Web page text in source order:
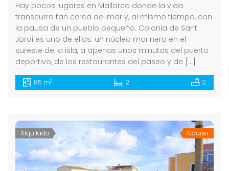
Hay pocos lugares en Mallorca donde la vida
transcurra tan cerca del mar y, al mismo tiempo, con
la pausa de un pueblo pequeño. Colonia de Sant
Jordi es uno de ellos: un núcleo marinero en el
sureste de la isla, a apenas unos minutos del puerto
deportivo, de los restaurantes del paseo y de […]
85 m2 2 2
Alquilada Alquiler